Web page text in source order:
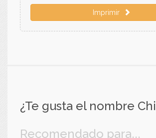
Imprimir
¿Te gusta el nombre
Recomendado para...